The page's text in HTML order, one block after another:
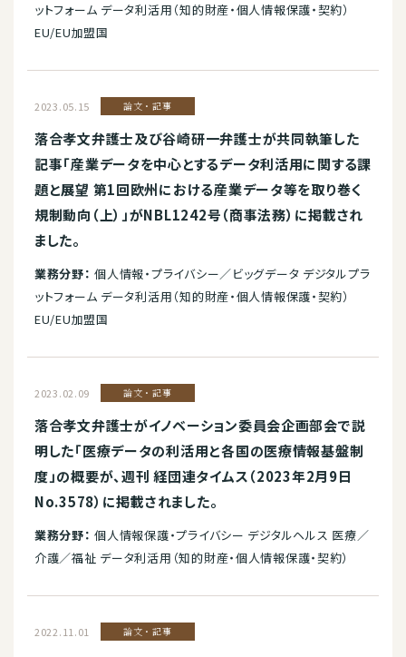
ットフォーム データ利活用（知的財産・個人情報保護・契約）
EU/EU加盟国
2023.05.15 論文・記事
落合孝文弁護士及び谷崎研一弁護士が共同執筆した
記事「産業データを中心とするデータ利活用に関する課
題と展望 第1回欧州における産業データ等を取り巻く
規制動向（上）」がNBL1242号（商事法務）に掲載され
ました。
業務分野： 個人情報・プライバシー／ビッグデータ デジタルプラ
ットフォーム データ利活用（知的財産・個人情報保護・契約）
EU/EU加盟国
2023.02.09 論文・記事
落合孝文弁護士がイノベーション委員会企画部会で説
明した「医療データの利活用と各国の医療情報基盤制
度」の概要が、週刊 経団連タイムス（2023年2月9日
No.3578）に掲載されました。
業務分野： 個人情報保護・プライバシー デジタルヘルス 医療／
介護／福祉 データ利活用（知的財産・個人情報保護・契約）
2022.11.01 論文・記事